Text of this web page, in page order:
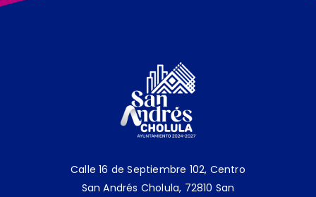
Calle 16 de Septiembre 102, Centro
San Andrés Cholula, 72810 San